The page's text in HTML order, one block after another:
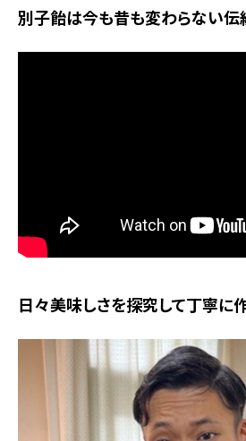
別子飴は今も昔も変わらない伝
日々美味しさを探究して丁寧に